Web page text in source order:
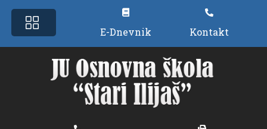
E-Dnevnik Kontakt